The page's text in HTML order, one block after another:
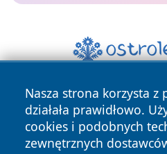
Nasza strona korzysta z
działała prawidłowo.
cookies i podobnych
zewnętrznych